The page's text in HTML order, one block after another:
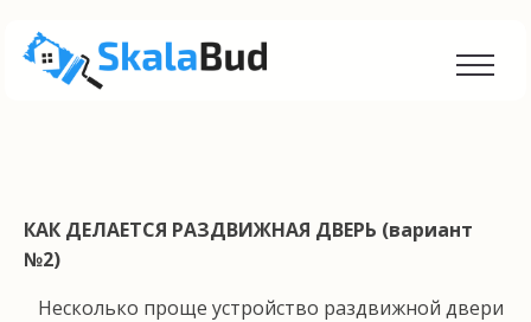
КАК ДЕЛАЕТСЯ РАЗДВИЖНАЯ ДВЕРЬ (вариант
№2)
Несколько проще устройство раздвижной двери